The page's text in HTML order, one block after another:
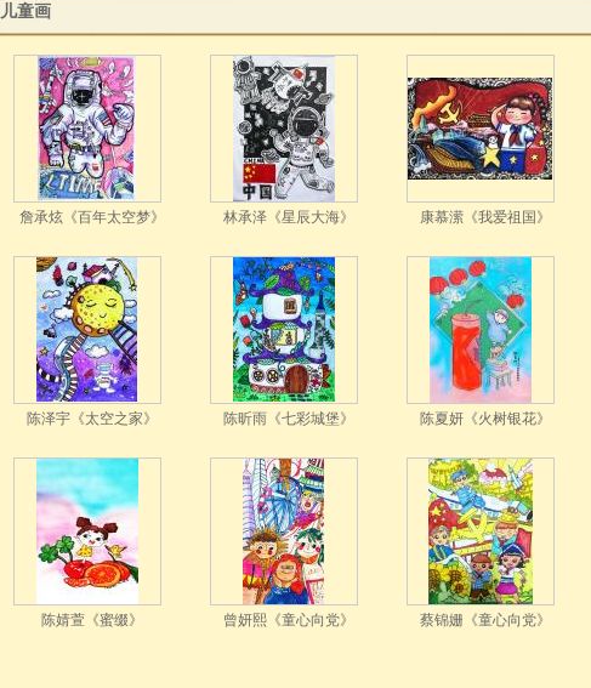
儿童画
詹承炫《百年太空梦》 林承泽《星辰大海》 康慕潆《我爱祖国》
陈泽宇《太空之家》 陈昕雨《七彩城堡》 陈夏妍《火树银花》
陈婧萱《蜜缀》 曾妍熙《童心向党》 蔡锦姗《童心向党》